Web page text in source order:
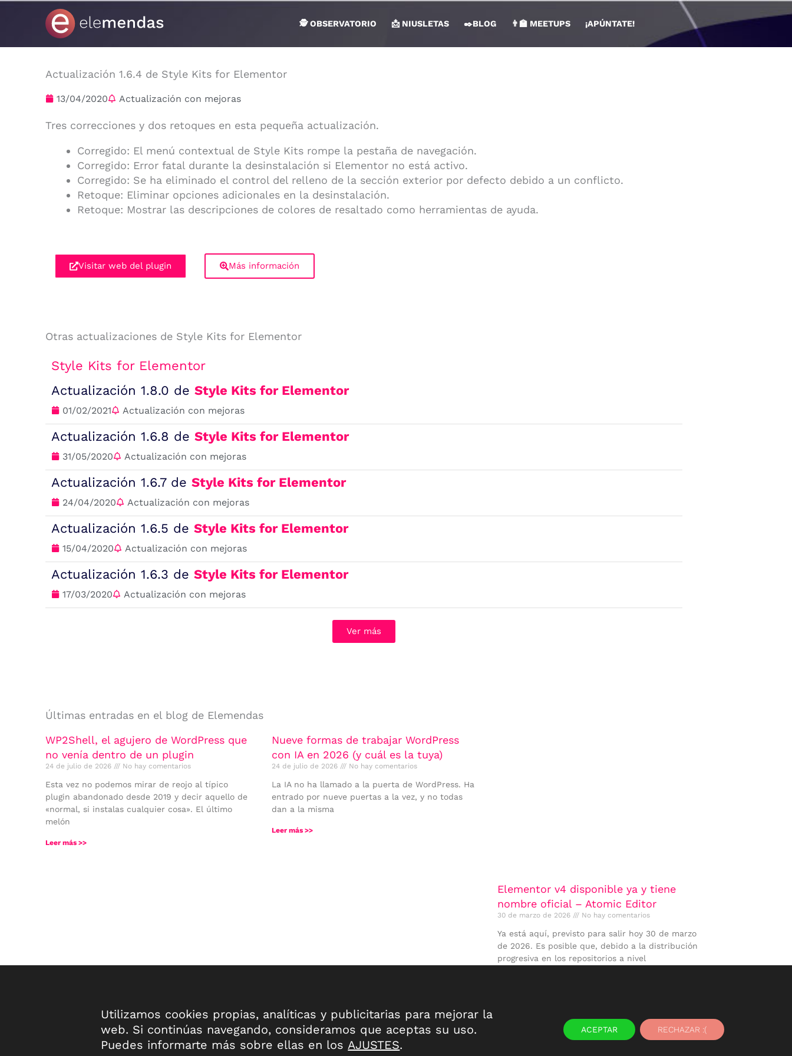
contenido
🕵 OBSERVATORIO 📩 NIUSLETAS ✒️BLOG 👨‍🏫 MEETUPS ¡APÚNTATE!
Actualización 1.6.4 de Style Kits for Elementor
13/04/2020 Actualización con mejoras
Tres correcciones y dos retoques en esta pequeña actualización.
Corregido: El menú contextual de Style Kits rompe la pestaña de navegación.
Corregido: Error fatal durante la desinstalación si Elementor no está activo.
Corregido: Se ha eliminado el control del relleno de la sección exterior por defecto debido a un conflicto.
Retoque: Eliminar opciones adicionales en la desinstalación.
Retoque: Mostrar las descripciones de colores de resaltado como herramientas de ayuda.
Visitar web del plugin Más información
Otras actualizaciones de Style Kits for Elementor
Style Kits for Elementor
Actualización 1.8.0 deStyle Kits for Elementor
01/02/2021 Actualización con mejoras
Actualización 1.6.8 deStyle Kits for Elementor
31/05/2020 Actualización con mejoras
Actualización 1.6.7 deStyle Kits for Elementor
24/04/2020 Actualización con mejoras
Actualización 1.6.5 deStyle Kits for Elementor
15/04/2020 Actualización con mejoras
Actualización 1.6.3 deStyle Kits for Elementor
17/03/2020 Actualización con mejoras
Ver más
Últimas entradas en el blog de Elemendas
WP2Shell, el agujero de WordPress que
no venía dentro de un plugin
24 de julio de 2026 No hay comentarios
Esta vez no podemos mirar de reojo al típico
plugin abandonado desde 2019 y decir aquello de
«normal, si instalas cualquier cosa». El último
melón
Leer más >>
Nueve formas de trabajar WordPress
con IA en 2026 (y cuál es la tuya)
24 de julio de 2026 No hay comentarios
La IA no ha llamado a la puerta de WordPress. Ha
entrado por nueve puertas a la vez, y no todas
dan a la misma
Leer más >>
Elementor v4 disponible ya y tiene
nombre oficial – Atomic Editor
30 de marzo de 2026 No hay comentarios
Ya está aquí, previsto para salir hoy 30 de marzo
de 2026. Es posible que, debido a la distribución
progresiva en los repositorios a nivel
Utilizamos cookies propias, analíticas y publicitarias para mejorar la
web. Si continúas navegando, consideramos que aceptas su uso.
Puedes informarte más sobre ellas en losAJUSTES.
ACEPTAR RECHAZAR :(